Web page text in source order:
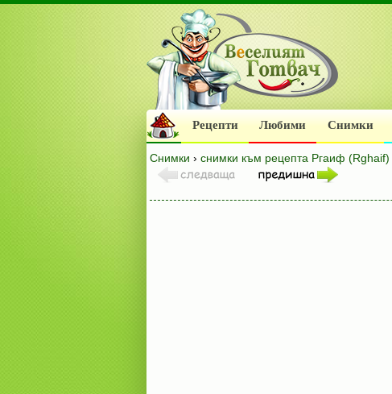
Рецепти Любими Снимки
Снимки › снимки към рецепта Ргаиф (Rghaif)